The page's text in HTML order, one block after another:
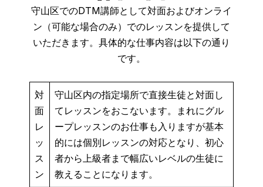
守山区でのDTM講師として対面およびオンライ
ン（可能な場合のみ）でのレッスンを提供して
いただきます。具体的な仕事内容は以下の通り
です。
対
面
レ
ッ
ス
ン
守山区内の指定場所で直接生徒と対面し
てレッスンをおこないます。まれにグル
ープレッスンのお仕事も入りますが基本
的には個別レッスンの対応となり、初心
者から上級者まで幅広いレベルの生徒に
教えることになります。